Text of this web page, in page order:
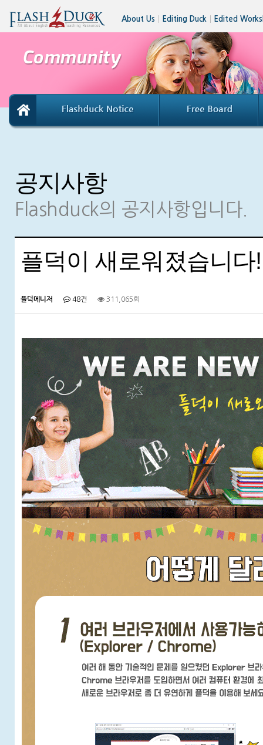
About Us Editing Duck Edited
공지사항
Flashduck의 공지사항입니다.
플덕이 새로워졌습니다!
플덕메니저 48건 311,065회